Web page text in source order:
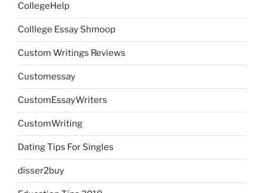
CollegeHelp
Colllege Essay Shmoop
Custom Writings Reviews
Customessay
CustomEssayWriters
CustomWriting
Dating Tips For Singles
disser2buy